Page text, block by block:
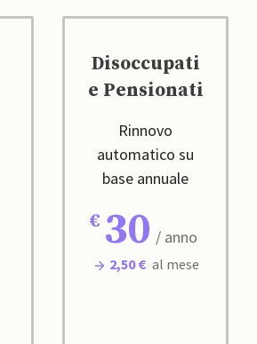
Disoccupati
e Pensionati
Rinnovo
automatico su
base annuale
30 / anno
2,50 € al mese